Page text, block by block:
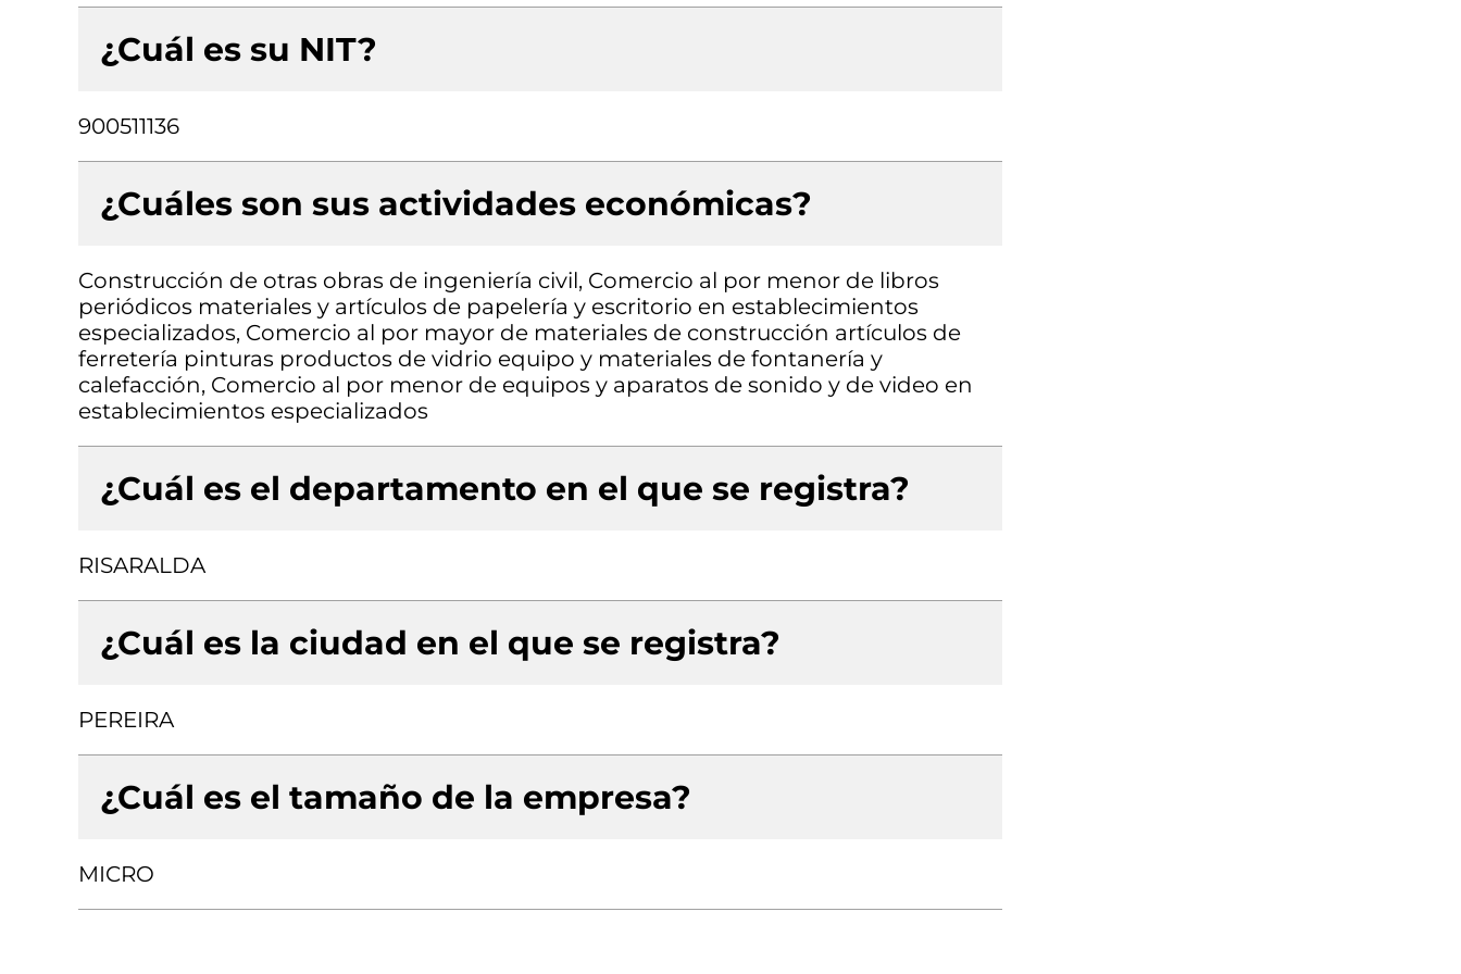
¿Cuál es su NIT?
900511136
¿Cuáles son sus actividades económicas?
Construcción de otras obras de ingeniería civil, Comercio al por menor de libros
periódicos materiales y artículos de papelería y escritorio en establecimientos
especializados, Comercio al por mayor de materiales de construcción artículos de
ferretería pinturas productos de vidrio equipo y materiales de fontanería y
calefacción, Comercio al por menor de equipos y aparatos de sonido y de video en
establecimientos especializados
¿Cuál es el departamento en el que se registra?
RISARALDA
¿Cuál es la ciudad en el que se registra?
PEREIRA
¿Cuál es el tamaño de la empresa?
MICRO